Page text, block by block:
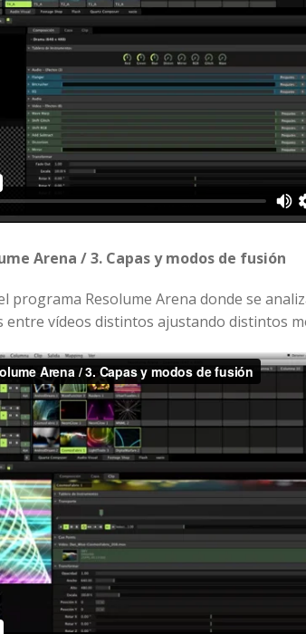
Arena / 3. Capas y modos de fusión
programa Resolume Arena donde se
entre vídeos distintos ajustando distintos